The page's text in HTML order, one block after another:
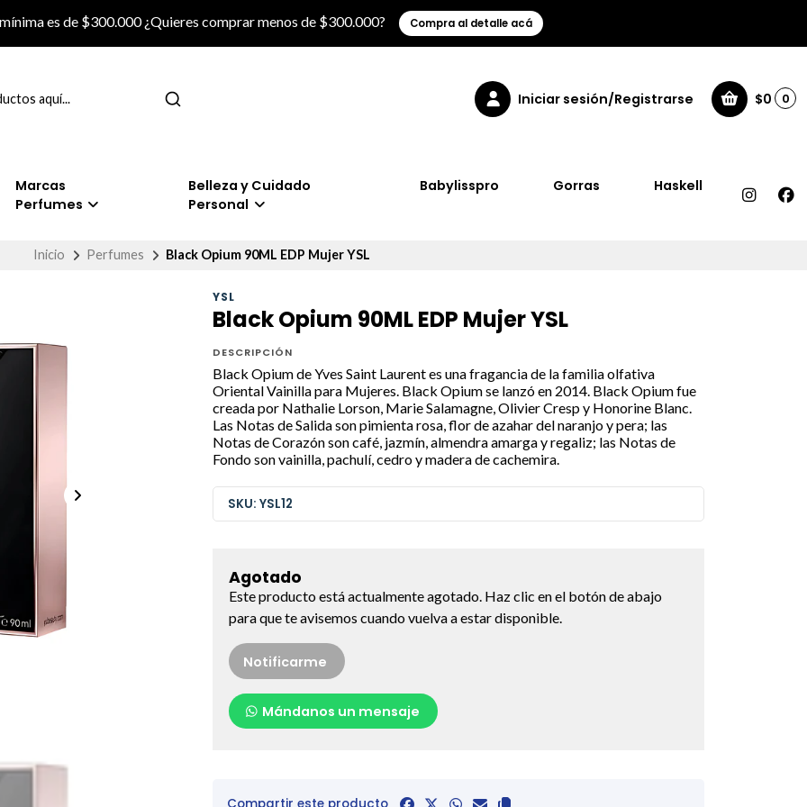
es de $300.000 ¿Quieres comprar menos de $300.000? Compra al detalle acá
Iniciar sesión/Registrarse $0 0
Marcas
Perfumes
Belleza y Cuidado
Personal
Babylisspro Gorras Haskell
Inicio Perfumes Black Opium 90ML EDP Mujer YSL
YSL
Black Opium 90ML EDP Mujer YSL
DESCRIPCIÓN
Black Opium de Yves Saint Laurent es una fragancia de la familia olfativa
Oriental Vainilla para Mujeres. Black Opium se lanzó en 2014. Black Opium fue
creada por Nathalie Lorson, Marie Salamagne, Olivier Cresp y Honorine Blanc.
Las Notas de Salida son pimienta rosa, flor de azahar del naranjo y pera; las
Notas de Corazón son café, jazmín, almendra amarga y regaliz; las Notas de
Fondo son vainilla, pachulí, cedro y madera de cachemira.
SKU: YSL12
Agotado
Este producto está actualmente agotado. Haz clic en el botón de abajo
para que te avisemos cuando vuelva a estar disponible.
Notificarme
Mándanos un mensaje